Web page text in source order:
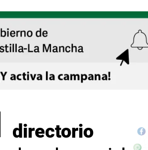
directorio